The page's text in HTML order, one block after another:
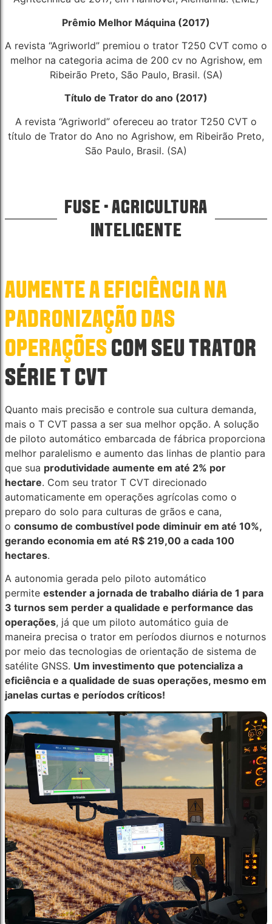
Prêmio Melhor Máquina (2017)
A revista “Agriworld” premiou o trator T250 CVT como o
melhor na categoria acima de 200 cv no Agrishow, em
Ribeirão Preto, São Paulo, Brasil. (SA)
Título de Trator do ano (2017)
A revista “Agriworld” ofereceu ao trator T250 CVT o
título de Trator do Ano no Agrishow, em Ribeirão Preto,
São Paulo, Brasil. (SA)
FUSE · AGRICULTURA
INTELIGENTE
AUMENTE A EFICIÊNCIA NA
PADRONIZAÇÃO DAS
OPERAÇÕESCOM SEU TRATOR
SÉRIE T CVT
Quanto mais precisão e controle sua cultura demanda,
mais o T CVT passa a ser sua melhor opção. A solução
de piloto automático embarcada de fábrica proporciona
melhor paralelismo e aumento das linhas de plantio para
que sua produtividade aumente em até 2% por
hectare. Com seu trator T CVT direcionado
automaticamente em operações agrícolas como o
preparo do solo para culturas de grãos e cana,
o consumo de combustível pode diminuir em até 10%,
gerando economia em até R$ 219,00 a cada 100
hectares.
A autonomia gerada pelo piloto automático
permite estender a jornada de trabalho diária de 1 para
3 turnos sem perder a qualidade e performance das
operações, já que um piloto automático guia de
maneira precisa o trator em períodos diurnos e noturnos
por meio das tecnologias de orientação de sistema de
satélite GNSS. Um investimento que potencializa a
eficiência e a qualidade de suas operações, mesmo em
janelas curtas e períodos críticos!